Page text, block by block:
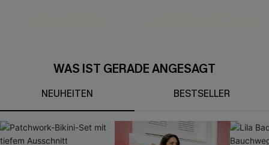
WAS IST GERADE ANGESAGT
NEUHEITEN BESTSELLER